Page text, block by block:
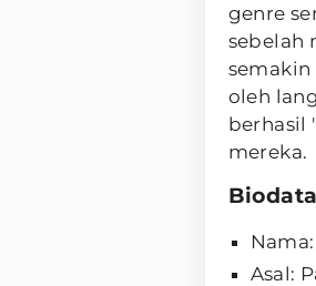
genre
sebelah
oleh
berhasil
mereka.
Asal: